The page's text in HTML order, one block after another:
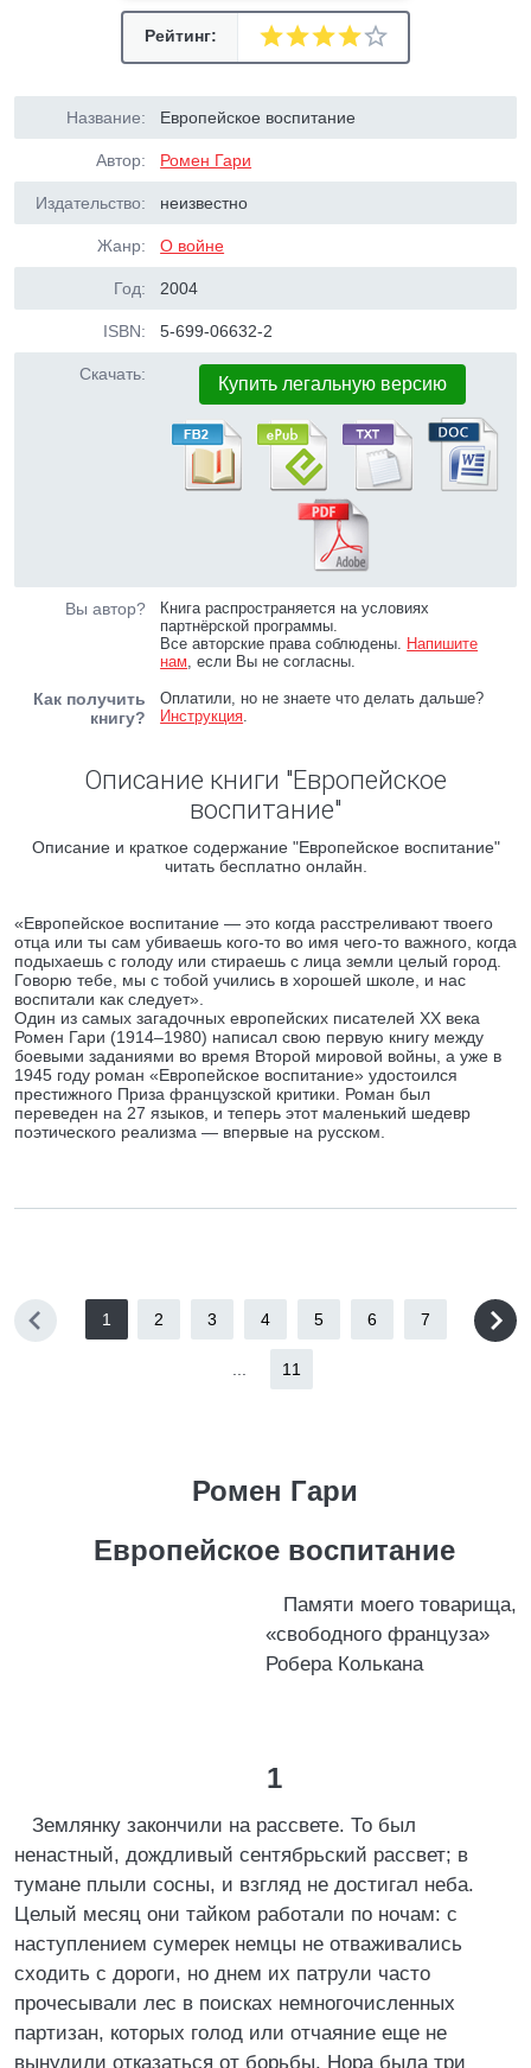
Рейтинг:
Название: Европейское воспитание
Автор: Ромен Гари
Издательство: неизвестно
Жанр: О войне
Год: 2004
ISBN: 5-699-06632-2
Скачать: Купить легальную версию
Вы автор?
Книга распространяется на условиях
партнёрской программы.
Все авторские права соблюдены. Напишите
нам, если Вы не согласны.
Как получить
книгу?
Оплатили, но не знаете что делать дальше?
Инструкция.
Описание книги "Европейское
воспитание"
Описание и краткое содержание "Европейское воспитание"
читать бесплатно онлайн.
«Европейское воспитание — это когда расстреливают твоего
отца или ты сам убиваешь кого-то во имя чего-то важного, когда
подыхаешь с голоду или стираешь с лица земли целый город.
Говорю тебе, мы с тобой учились в хорошей школе, и нас
воспитали как следует».
Один из самых загадочных европейских писателей ХХ века
Ромен Гари (1914–1980) написал свою первую книгу между
боевыми заданиями во время Второй мировой войны, а уже в
1945 году роман «Европейское воспитание» удостоился
престижного Приза французской критики. Роман был
переведен на 27 языков, и теперь этот маленький шедевр
поэтического реализма — впервые на русском.
1 2 3 4 5 6 7
11
Ромен Гари
Европейское воспитание
Памяти моего товарища,
«свободного француза»
Робера Колькана
1
Землянку закончили на рассвете. То был
ненастный, дождливый сентябрьский рассвет; в
тумане плыли сосны, и взгляд не достигал неба.
Целый месяц они тайком работали по ночам: с
наступлением сумерек немцы не отваживались
сходить с дороги, но днем их патрули часто
прочесывали лес в поисках немногочисленных
партизан, которых голод или отчаяние еще не
вынудили отказаться от борьбы. Нора была три